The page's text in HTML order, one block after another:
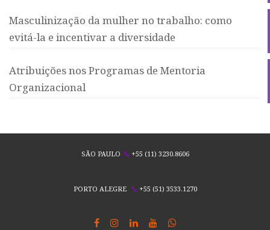
Masculinização da mulher no trabalho: como
evitá-la e incentivar a diversidade
Atribuições nos Programas de Mentoria
Organizacional
SÃO PAULO +55 (11) 3230.8606
PORTO ALEGRE +55 (51) 3533.1270